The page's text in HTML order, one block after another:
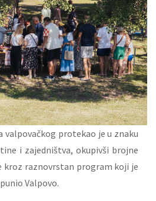
valpovačkog protekao je u znaku
i zajedništva, okupivši brojne
raznovrstan program koji je
Valpovo.